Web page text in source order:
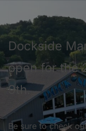
Dockside
open for the
9th.
Be sure to check